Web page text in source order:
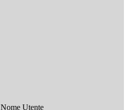
Nome Utente